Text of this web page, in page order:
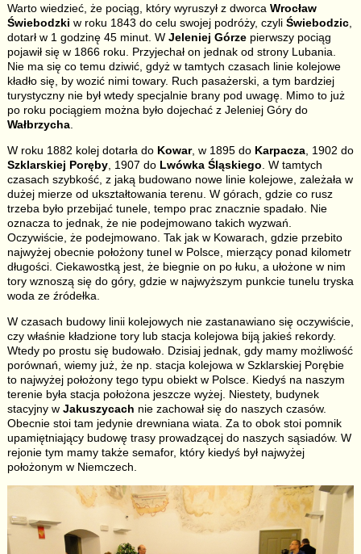
Warto wiedzieć, że pociąg, który wyruszył z dworca Wrocław
Świebodzki w roku 1843 do celu swojej podróży, czyli Świebodzic,
dotarł w 1 godzinę 45 minut. W Jeleniej Górzepierwszy pociąg
pojawił się w 1866 roku. Przyjechał on jednak od strony Lubania.
Nie ma się co temu dziwić, gdyż w tamtych czasach linie kolejowe
kładło się, by wozić nimi towary. Ruch pasażerski, a tym bardziej
turystyczny nie był wtedy specjalnie brany pod uwagę. Mimo to już
po roku pociągiem można było dojechać z Jeleniej Góry do
Wałbrzycha.
W roku 1882 kolej dotarła do Kowar, w 1895 do Karpacza, 1902 do
Szklarskiej Poręby, 1907 do Lwówka Śląskiego . W tamtych
czasach szybkość, z jaką budowano nowe linie kolejowe, zależała w
dużej mierze od ukształtowania terenu. W górach, gdzie co rusz
trzeba było przebijać tunele, tempo prac znacznie spadało. Nie
oznacza to jednak, że nie podejmowano takich wyzwań.
Oczywiście, że podejmowano. Tak jak w Kowarach, gdzie przebito
najwyżej obecnie położony tunel w Polsce, mierzący ponad kilometr
długości. Ciekawostką jest, że biegnie on po łuku, a ułożone w nim
tory wznoszą się do góry, gdzie w najwyższym punkcie tunelu tryska
woda ze źródełka.
W czasach budowy linii kolejowych nie zastanawiano się oczywiście,
czy właśnie kładzione tory lub stacja kolejowa biją jakieś rekordy.
Wtedy po prostu się budowało. Dzisiaj jednak, gdy mamy możliwość
porównań, wiemy już, że np. stacja kolejowa w Szklarskiej Porębie
to najwyżej położony tego typu obiekt w Polsce. Kiedyś na naszym
terenie była stacja położona jeszcze wyżej. Niestety, budynek
stacyjny w Jakuszycach nie zachował się do naszych czasów.
Obecnie stoi tam jedynie drewniana wiata. Za to obok stoi pomnik
upamiętniający budowę trasy prowadzącej do naszych sąsiadów. W
rejonie tym mamy także semafor, który kiedyś był najwyżej
położonym w Niemczech.